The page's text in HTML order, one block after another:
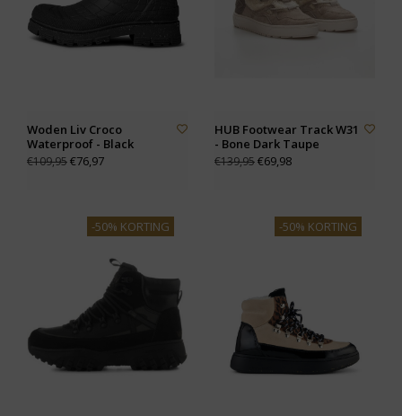
Woden Liv Croco
Waterproof - Black
€109,95€76,97
HUB Footwear Track W31
- Bone Dark Taupe
€139,95€69,98
-50% KORTING -50% KORTING